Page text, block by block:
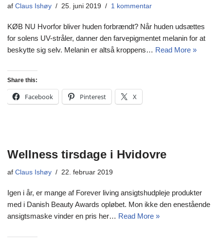
af Claus Ishøy 25. juni 2019 1 kommentar
KØB NU Hvorfor bliver huden forbrændt? Når huden udsættes
for solens UV-stråler, danner den farvepigmentet melanin for at
beskytte sig selv. Melanin er altså kroppens… Read More »
Share this:
Facebook Pinterest X
Wellness tirsdage i Hvidovre
af Claus Ishøy 22. februar 2019
Igen i år, er mange af Forever living ansigtshudpleje produkter
med i Danish Beauty Awards opløbet. Mon ikke den enestående
ansigtsmaske vinder en pris her… Read More »